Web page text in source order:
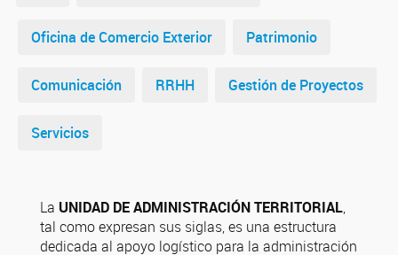
Oficina de Comercio Exterior Patrimonio
Comunicación RRHH Gestión de Proyectos
Servicios
La UNIDAD DE ADMINISTRACIÓN TERRITORIAL,
tal como expresan sus siglas, es una estructura
dedicada al apoyo logístico para la administración